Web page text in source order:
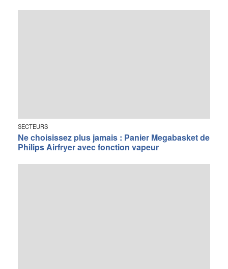
SECTEURS
Ne choisissez plus jamais : Panier Megabasket de
Philips Airfryer avec fonction vapeur